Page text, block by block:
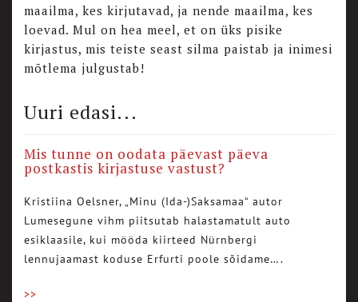
maailma, kes kirjutavad, ja nende maailma, kes
loevad. Mul on hea meel, et on üks pisike
kirjastus, mis teiste seast silma paistab ja inimesi
mõtlema julgustab!
Uuri edasi...
Mis tunne on oodata päevast päeva
postkastis kirjastuse vastust?
Kristiina Oelsner, „Minu (Ida-)Saksamaa“ autor
Lumesegune vihm piitsutab halastamatult auto
esiklaasile, kui mööda kiirteed Nürnbergi
lennujaamast koduse Erfurti poole sõidame….
>>